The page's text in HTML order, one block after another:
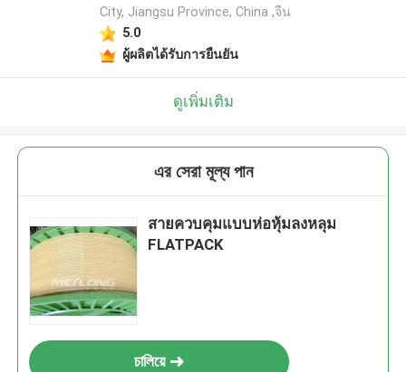
City, Jiangsu Province, China ,จีน
5.0
ผู้ผลิตได้รับการยืนยัน
ดูเพิ่มเติม
এর সেরা মূল্য পান
สายควบคุมแบบห่อหุ้มลงหลุม
FLATPACK
চালিয়ে